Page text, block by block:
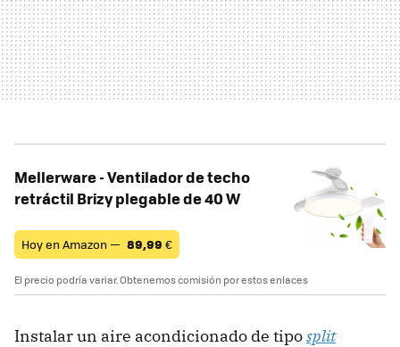
Mellerware - Ventilador de techo
retráctil Brizy plegable de 40 W
Hoy en Amazon — 89,99 €
El precio podría variar. Obtenemos comisión por estos enlaces
Instalar un aire acondicionado de tiposplit